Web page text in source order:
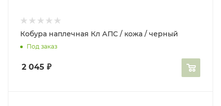
Кобура наплечная Кл АПС / кожа / черный
Под заказ
2 045 ₽